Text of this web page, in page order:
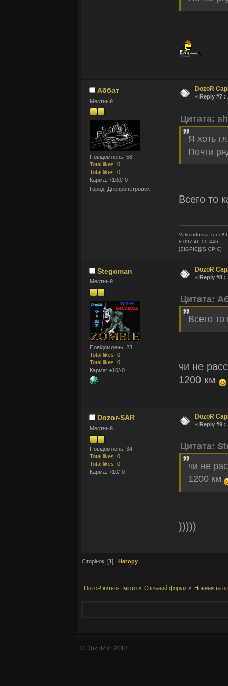
Аббат
Местный
Повідомлень: 58
Total likes: 0
Total likes: 0
Карма: +100/-0
Город: Днепропетровск
DozoR
« Reply #7 :
Цитата:
Я хоть
Почти
Всего то
Valm udossa xor el!
8-097-46-00-446
[SIGPIC][/SIGPIC]
Stegoman
Местный
Повідомлень: 23
Total likes: 0
Total likes: 0
Карма: +10/-0
DozoR
« Reply #8 :
Цитата:
Всего то
чи не
1200 км
Dozor-SAR
Местный
Повідомлень: 34
Total likes: 0
Total likes: 0
Карма: +10/-0
DozoR
« Reply #9 :
Цитата:
чи не
1200 км
)))))
Сторінок: [1]Нагору
DozoR.in/твоє_місто » Спільний форум » Новини та
© DozoR.in 2013